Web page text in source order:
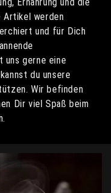
Artikel werden
und für Dich
uns gerne eine
du unsere
Wir befinden
Dir viel Spaß beim